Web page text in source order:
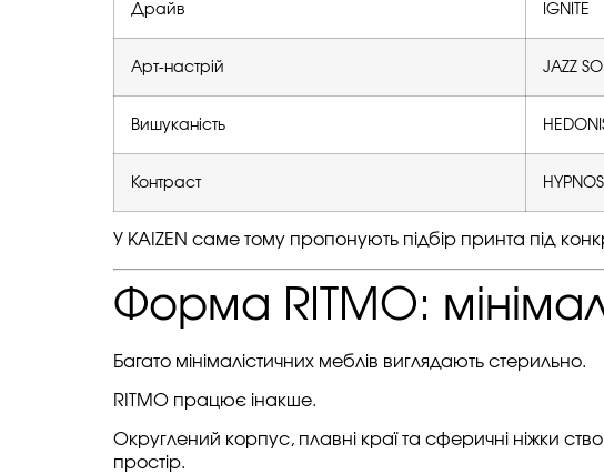
Драйв IGNITE
Арт-настрій JAZZ
Вишуканість
Контраст
У KAIZEN саме тому пропонують підбір принта під
Форма RITMO:
Багато мінімалістичних меблів виглядають стерильно.
RITMO працює інакше.
Округлений корпус, плавні краї та сферичні ніжки
простір.